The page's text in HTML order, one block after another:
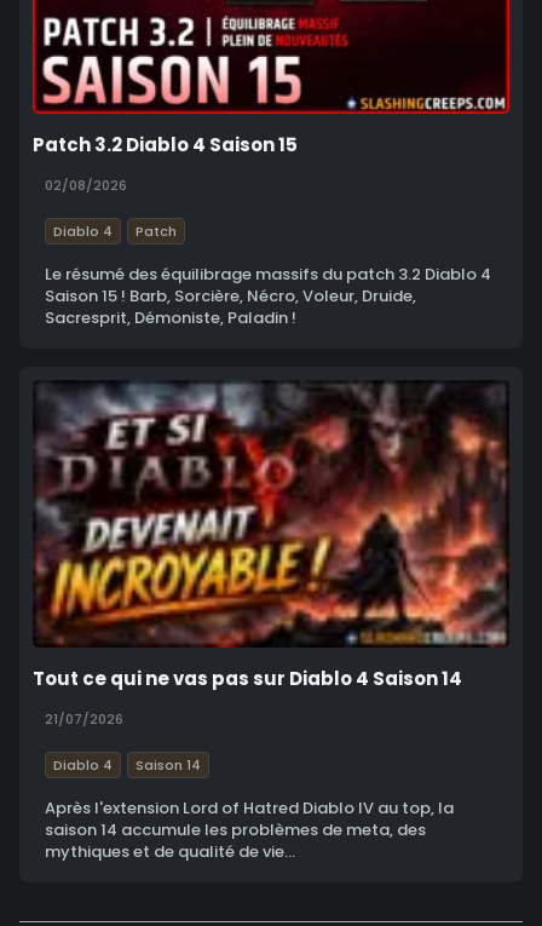
Patch 3.2 Diablo 4 Saison 15
02/08/2026
Diablo 4 Patch
Le résumé des équilibrage massifs du patch 3.2 Diablo 4
Saison 15 ! Barb, Sorcière, Nécro, Voleur, Druide,
Sacresprit, Démoniste, Paladin !
Tout ce qui ne vas pas sur Diablo 4 Saison 14
21/07/2026
Diablo 4 Saison 14
Après l'extension Lord of Hatred Diablo IV au top, la
saison 14 accumule les problèmes de meta, des
mythiques et de qualité de vie...